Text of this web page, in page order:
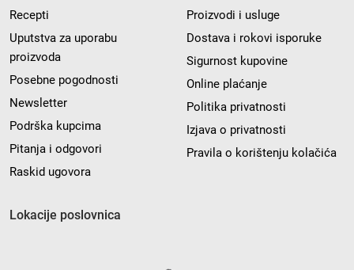
Recepti
Uputstva za uporabu
proizvoda
Posebne pogodnosti
Newsletter
Podrška kupcima
Pitanja i odgovori
Raskid ugovora
Proizvodi i usluge
Dostava i rokovi isporuke
Sigurnost kupovine
Online plaćanje
Politika privatnosti
Izjava o privatnosti
Pravila o korištenju kolačića
Lokacije poslovnica